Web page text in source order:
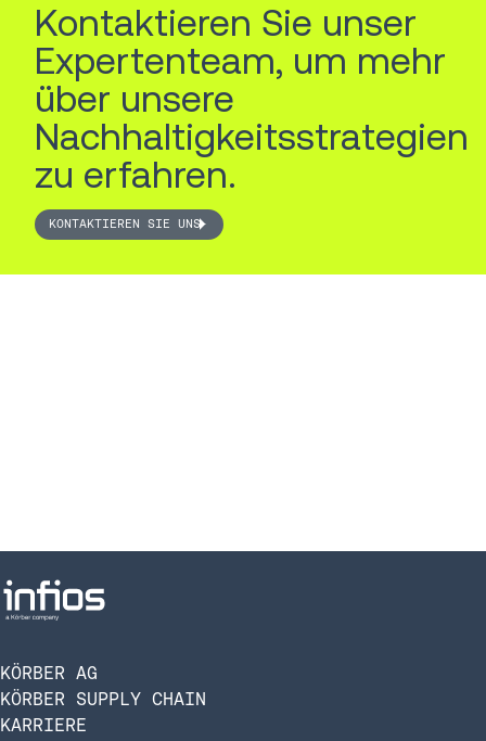
Kontaktieren Sie unser
Expertenteam, um mehr
über unsere
Nachhaltigkeitsstrategien
zu erfahren.
KONTAKTIEREN SIE UNS
KÖRBER AG
KÖRBER SUPPLY CHAIN
KARRIERE